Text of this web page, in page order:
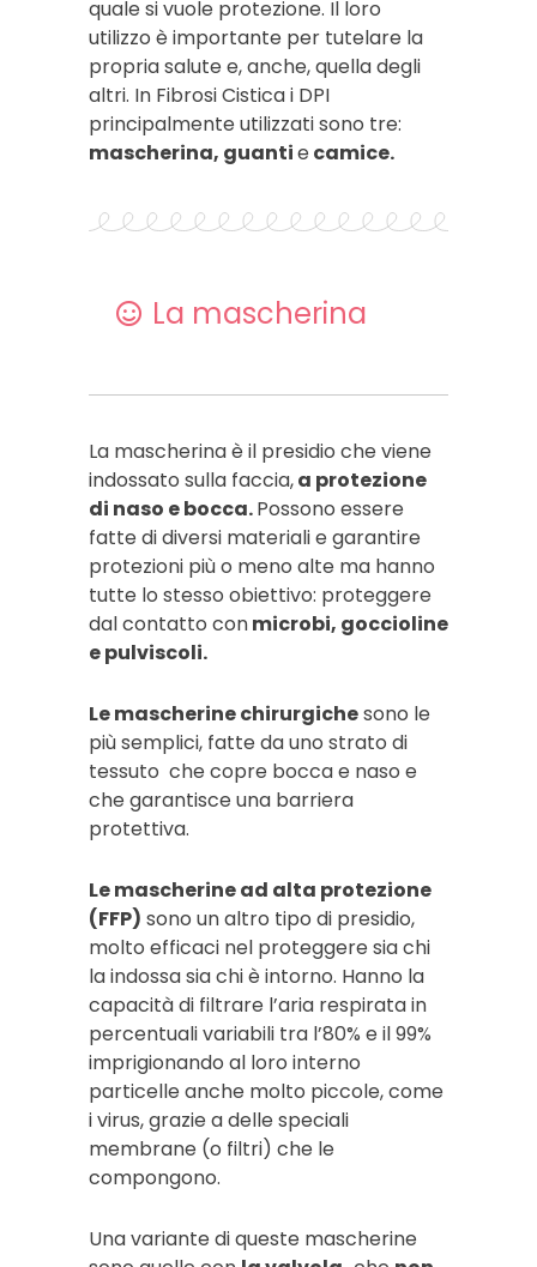
quale si vuole protezione. Il loro
utilizzo è importante per tutelare la
propria salute e, anche, quella degli
altri. In Fibrosi Cistica i DPI
principalmente utilizzati sono tre:
mascherina, guantie camice.
La mascherina
La mascherina è il presidio che viene
indossato sulla faccia,a protezione
di naso e bocca.Possono essere
fatte di diversi materiali e garantire
protezioni più o meno alte ma hanno
tutte lo stesso obiettivo: proteggere
dal contatto conmicrobi, goccioline
e pulviscoli.
Le mascherine chirurgichesono le
più semplici, fatte da uno strato di
tessuto che copre bocca e naso e
che garantisce una barriera
protettiva.
Le mascherine ad alta protezione
(FFP) sono un altro tipo di presidio,
molto efficaci nel proteggere sia chi
la indossa sia chi è intorno. Hanno la
capacità di filtrare l’aria respirata in
percentuali variabili tra l’80% e il 99%
imprigionando al loro interno
particelle anche molto piccole, come
i virus, grazie a delle speciali
membrane (o filtri) che le
compongono.
Una variante di queste mascherine